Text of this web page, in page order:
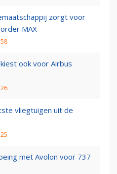
zorgt voor
MAX
ook voor Airbus
vliegtuigen uit de
met Avolon voor 737